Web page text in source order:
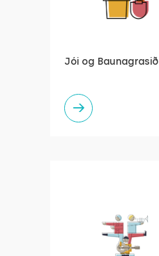
Jói og Baunagrasið